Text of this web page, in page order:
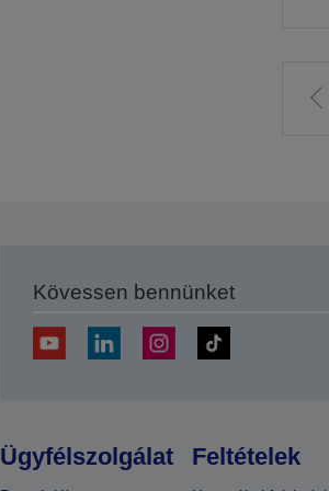
Kövessen bennünket
Ügyfélszolgálat Feltételek